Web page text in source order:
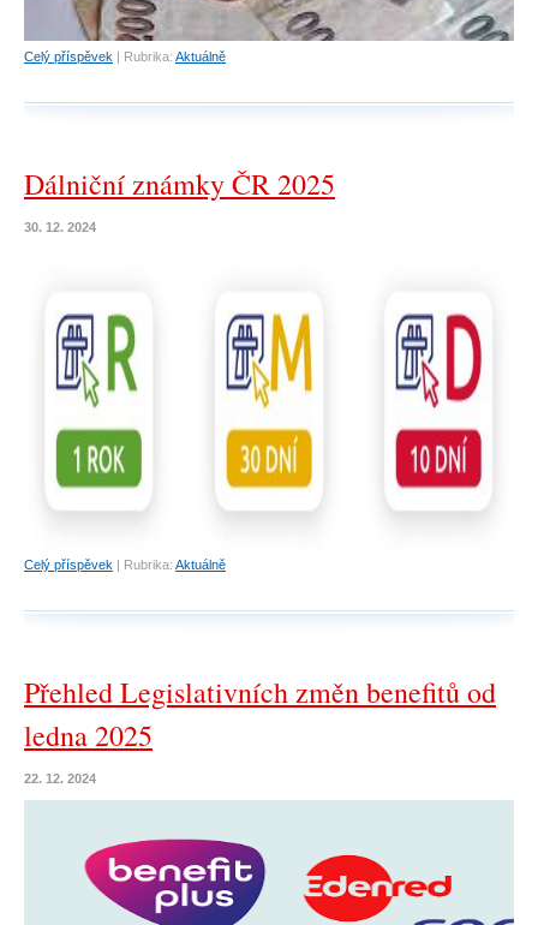
Celý příspěvek | Rubrika: Aktuálně
Dálniční známky ČR 2025
30. 12. 2024
Celý příspěvek | Rubrika: Aktuálně
Přehled Legislativních změn benefitů od
ledna 2025
22. 12. 2024